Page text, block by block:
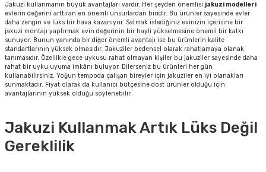
Jakuzi kullanmanın büyük avantajları vardır. Her şeyden önemlisi jakuzi modelleri
evlerin değerini arttıran en önemli unsurlardan biridir. Bu ürünler sayesinde evler
daha zengin ve lüks bir hava kazanıyor. Satmak istediğiniz evinizin içerisine bir
jakuzi montajı yaptırmak evin değerinin bir hayli yükselmesine önemli bir katkı
sunuyor. Bunun yanında bir diğer önemli avantajı ise bu ürünlerin kalite
standartlarının yüksek olmasıdır. Jakuziler bedensel olarak rahatlamaya olanak
tanımasıdır. Özellikle gece uykusu rahat olmayan kişiler bu jakuziler sayesinde daha
rahat bir uyku uyuma imkânı buluyor. Dilerseniz bu ürünleri her gün
kullanabilirsiniz. Yoğun tempoda çalışan bireyler için jakuziler en iyi olanakları
sunmaktadır. Fiyat olarak da kullanıcı bütçesine dost ürünler olduğu için
avantajlarının yüksek olduğu söylenebilir.
Jakuzi Kullanmak Artık Lüks Değil
Gereklilik